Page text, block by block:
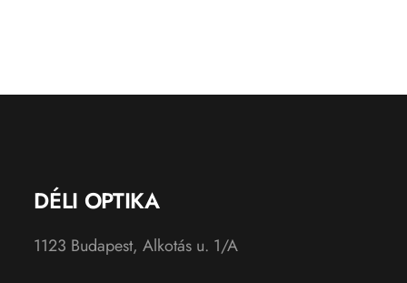
DÉLI OPTIKA
1123 Budapest, Alkotás u. 1/A